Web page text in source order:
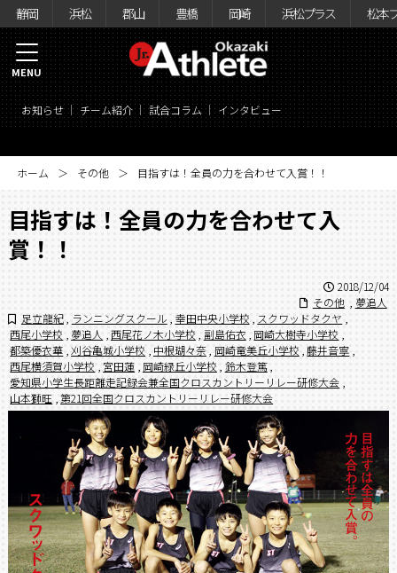
静岡 浜松 郡山 豊橋 岡崎 浜松プラス 松本
お知らせ チーム紹介 試合コラム インタビュー
MENU
ホーム その他 目指すは！全員の力を合わせて入賞！！
目指すは！全員の力を合わせて入
賞！！
2018/12/04
その他
夢追人
足立龍紀
ランニングスクール , 幸田中央小学校 スクワッドタクヤ
西尾小学校
夢追人 西尾花ノ木小学校 副島佑衣 岡崎大樹寺小学校
都築優衣華 刈谷亀城小学校 中根瑚々奈 岡崎竜美丘小学校 藤井音寧
西尾横須賀小学校
宮田蓮 , 岡崎緑丘小学校 , 鈴木登篤
愛知県小学生長距離走記録会兼全国クロスカントリーリレー研修大会
山本獅旺 第21回全国クロスカントリーリレー研修大会